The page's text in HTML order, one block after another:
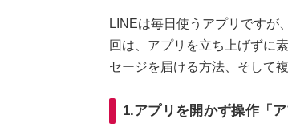
LINEは毎日使うアプリですが
回は、アプリを立ち上げずに
セージを届ける方法、そして
1.アプリを開かず操作「